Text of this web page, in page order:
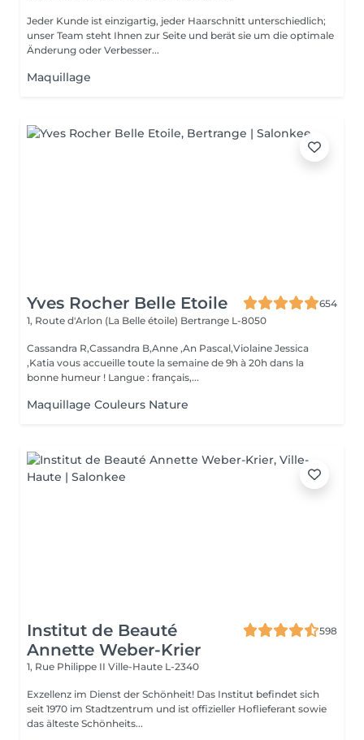
Jeder Kunde ist einzigartig, jeder Haarschnitt unterschiedlich;
unser Team steht Ihnen zur Seite und berät sie um die optimale
Änderung oder Verbesser...
Maquillage
Yves Rocher Belle Etoile
654
1, Route d'Arlon (La Belle étoile) Bertrange L-8050
Cassandra R,Cassandra B,Anne ,An Pascal,Violaine Jessica
,Katia vous accueille toute la semaine de 9h à 20h dans la
bonne humeur ! Langue : français,...
Maquillage Couleurs Nature
Institut de Beauté
Annette Weber-Krier
598
1, Rue Philippe II Ville-Haute L-2340
Exzellenz im Dienst der Schönheit! Das Institut befindet sich
seit 1970 im Stadtzentrum und ist offizieller Hoflieferant sowie
das älteste Schönheits...